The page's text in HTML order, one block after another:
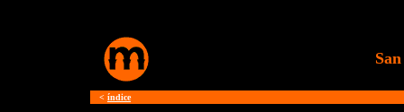
< índice